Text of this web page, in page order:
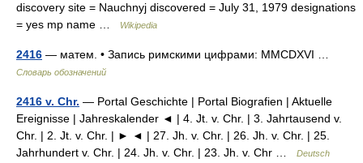
discovery site = Nauchnyj discovered = July 31, 1979 designations
= yes mp name …
Wikipedia
2416 — матем. • Запись римскими цифрами: MMCDXVI …
Словарь обозначений
2416 v. Chr. — Portal Geschichte | Portal Biografien | Aktuelle
Ereignisse | Jahreskalender ◄ | 4. Jt. v. Chr. | 3. Jahrtausend v.
Chr. | 2. Jt. v. Chr. | ► ◄ | 27. Jh. v. Chr. | 26. Jh. v. Chr. | 25.
Jahrhundert v. Chr. | 24. Jh. v. Chr. | 23. Jh. v. Chr …
Deutsch